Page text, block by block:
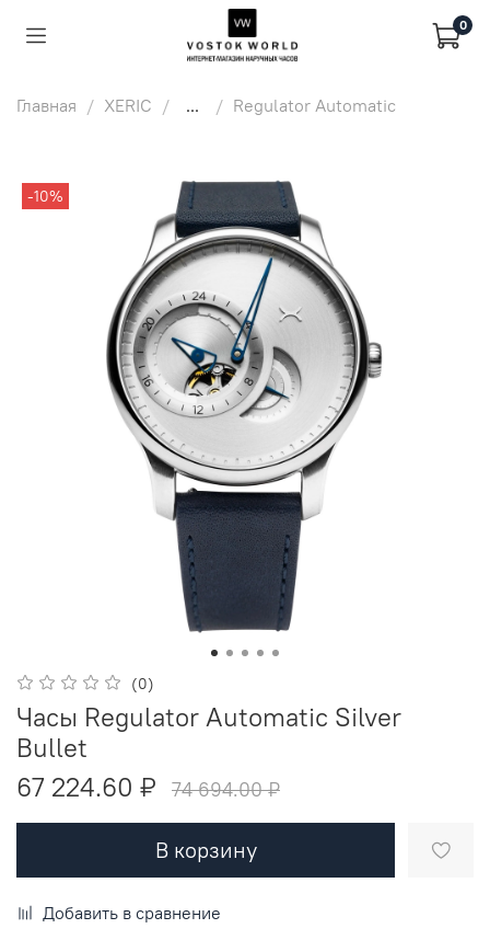
0
Главная XERIC ... Regulator Automatic
-10%
(0)
Часы Regulator Automatic Silver
Bullet
67 224.60 ₽
74 694.00 ₽
В корзину
Добавить в сравнение